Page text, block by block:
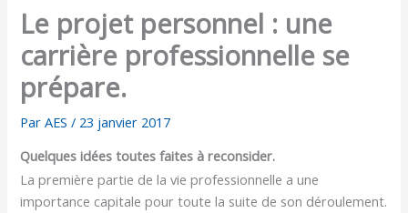
Le projet personnel : une
carrière professionnelle se
prépare.
ParAES/ 23 janvier 2017
Quelques idées toutes faites à reconsider.
La première partie de la vie professionnelle a une
importance capitale pour toute la suite de son déroulement.